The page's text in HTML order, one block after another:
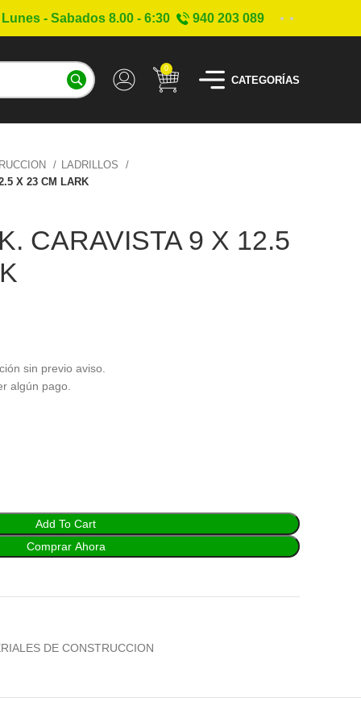
Lunes - Sabados 8.00 - 6:30 940 203 089
0
CATEGORÍAS
LADRILLOS
X 23 CM LARK
CARAVISTA 9 X 12.5
sin previo aviso.
algún pago.
Add To Cart
Comprar Ahora
DE CONSTRUCCION